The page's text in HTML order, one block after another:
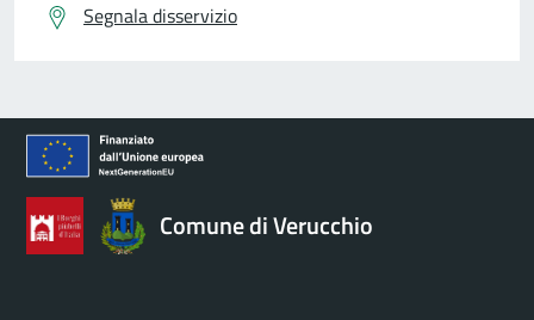
Segnala disservizio
Comune di Verucchio